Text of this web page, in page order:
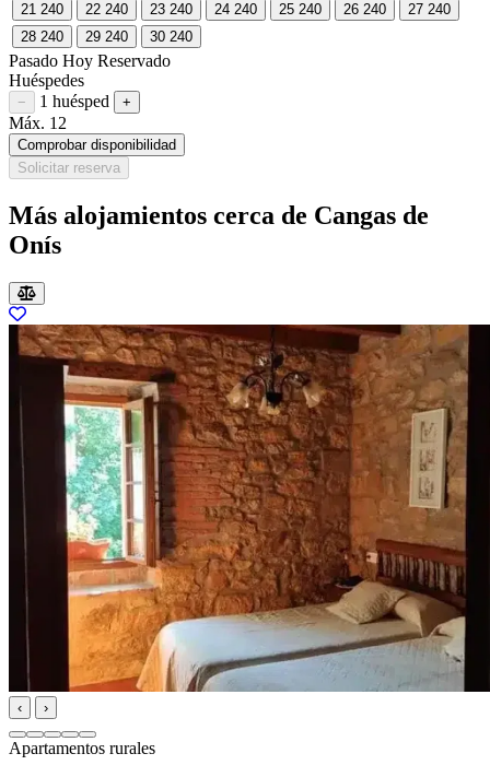
21 240 22 240 23 240 24 240 25 240 26 240 27 240
28 240 29 240 30 240
Pasado Hoy Reservado
Huéspedes
Restar huésped
− 1 huésped Sumar huésped
+
Máx. 12
Comprobar disponibilidad
Solicitar reserva
Más alojamientos cerca de Cangas de
Onís
‹ ›
Apartamentos rurales